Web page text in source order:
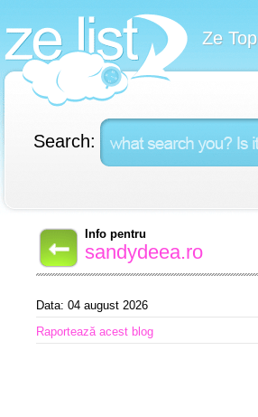
Ze Top
Search:
Info pentru
sandydeea.ro
Data: 04 august 2026
Raportează acest blog